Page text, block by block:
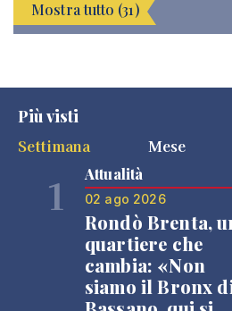
Mostra tutto (31)
Più visti
Settimana
Mese
1 Attualità
02 ago 2026
Rondò Brenta,
quartiere che
cambia: «Non
siamo il Bronx